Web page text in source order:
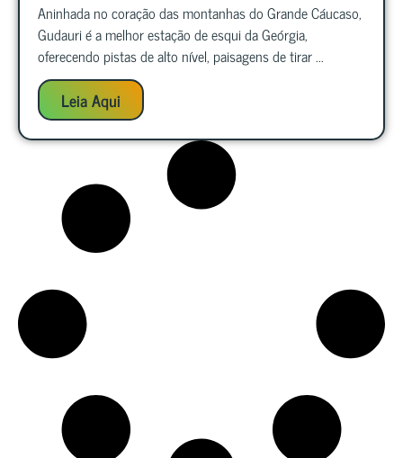
Aninhada no coração das montanhas do Grande Cáucaso,
Gudauri é a melhor estação de esqui da Geórgia,
oferecendo pistas de alto nível, paisagens de tirar ...
Leia Aqui